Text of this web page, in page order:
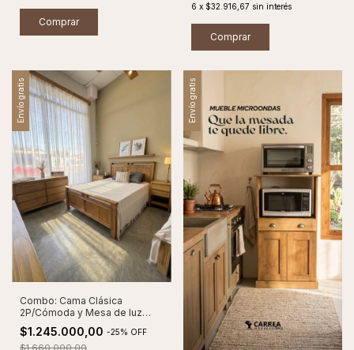
Comprar
6 x $32.916,67 sin interés
Comprar
Envío gratis
Combo: Cama Clásica
2P/Cómoda y Mesa de luz
Serena
$1.245.000,00 -25% OFF
Envío gratis